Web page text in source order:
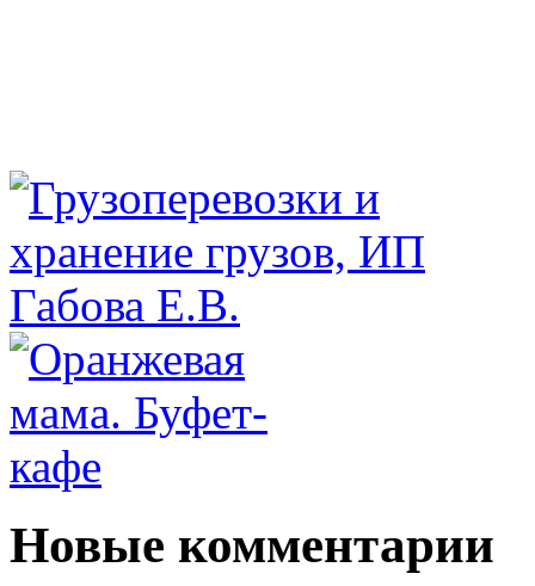
Новые комментарии